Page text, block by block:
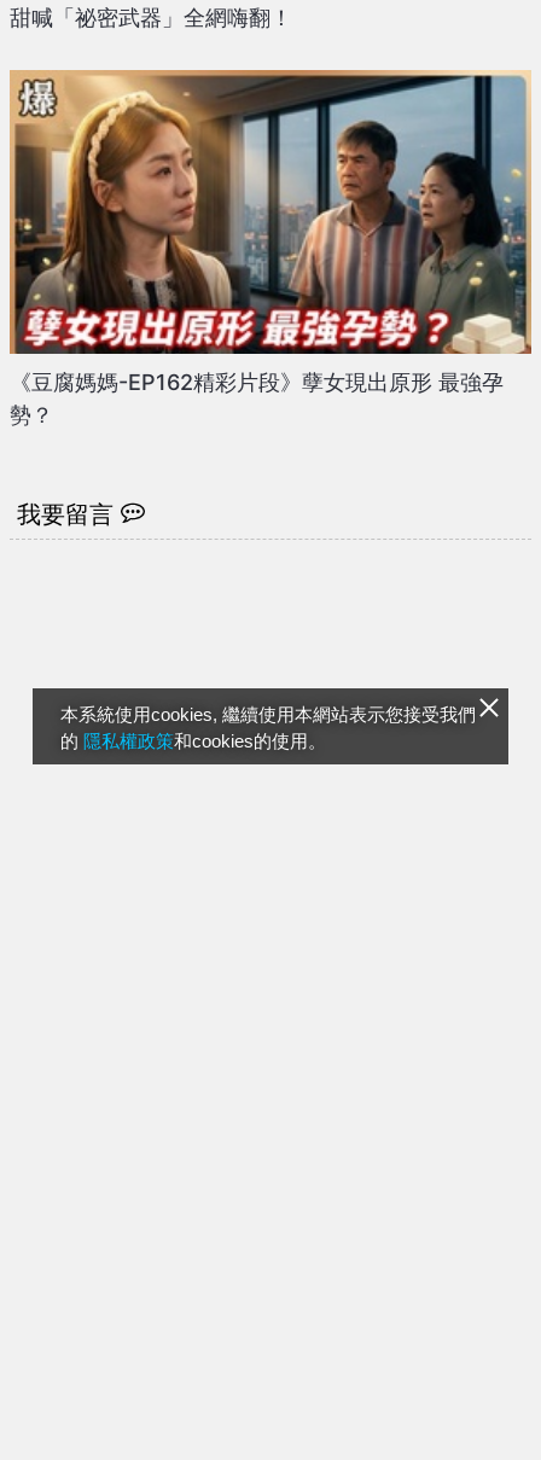
本系統使用cookies, 繼續使用本網站表示您接受我們
的 隱私權政策和cookies的使用。
甜喊「祕密武器」全網嗨翻！
《豆腐媽媽-EP162精彩片段》孽女現出原形 最強孕
勢？
我要留言